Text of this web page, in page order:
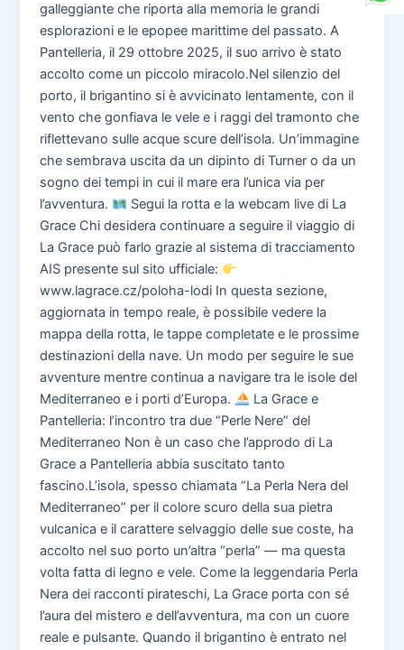
galleggiante che riporta alla memoria le grandi
esplorazioni e le epopee marittime del passato. A
Pantelleria, il 29 ottobre 2025, il suo arrivo è stato
accolto come un piccolo miracolo.Nel silenzio del
porto, il brigantino si è avvicinato lentamente, con il
vento che gonfiava le vele e i raggi del tramonto che
riflettevano sulle acque scure dell’isola. Un’immagine
che sembrava uscita da un dipinto di Turner o da un
sogno dei tempi in cui il mare era l’unica via per
l’avventura.
Segui la rotta e la webcam live di La
Grace Chi desidera continuare a seguire il viaggio di
La Grace può farlo grazie al sistema di tracciamento
AIS presente sul sito ufficiale:
www.lagrace.cz/poloha-lodi In questa sezione,
aggiornata in tempo reale, è possibile vedere la
mappa della rotta, le tappe completate e le prossime
destinazioni della nave. Un modo per seguire le sue
avventure mentre continua a navigare tra le isole del
Mediterraneo e i porti d’Europa.
La Grace e
Pantelleria: l’incontro tra due “Perle Nere” del
Mediterraneo Non è un caso che l’approdo di La
Grace a Pantelleria abbia suscitato tanto
fascino.L’isola, spesso chiamata “La Perla Nera del
Mediterraneo” per il colore scuro della sua pietra
vulcanica e il carattere selvaggio delle sue coste, ha
accolto nel suo porto un’altra “perla” — ma questa
volta fatta di legno e vele. Come la leggendaria Perla
Nera dei racconti pirateschi, La Grace porta con sé
l’aura del mistero e dell’avventura, ma con un cuore
reale e pulsante. Quando il brigantino è entrato nel